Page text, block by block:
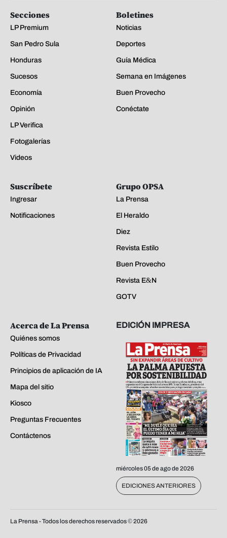
Secciones
LP Premium
San Pedro Sula
Honduras
Sucesos
Economía
Opinión
LP Verifica
Fotogalerías
Videos
Boletines
Noticias
Deportes
Guía Médica
Semana en Imágenes
Buen Provecho
Conéctate
Suscríbete
Ingresar
Notificaciones
Grupo OPSA
La Prensa
El Heraldo
Diez
Revista Estilo
Buen Provecho
Revista E&N
GOTV
Acerca de La Prensa
Quiénes somos
Políticas de Privacidad
Principios de aplicación de IA
Mapa del sitio
Kiosco
Preguntas Frecuentes
Contáctenos
EDICIÓN IMPRESA
miércoles 05 de ago de 2026
EDICIONES ANTERIORES
La Prensa - Todos los derechos reservados ©2026